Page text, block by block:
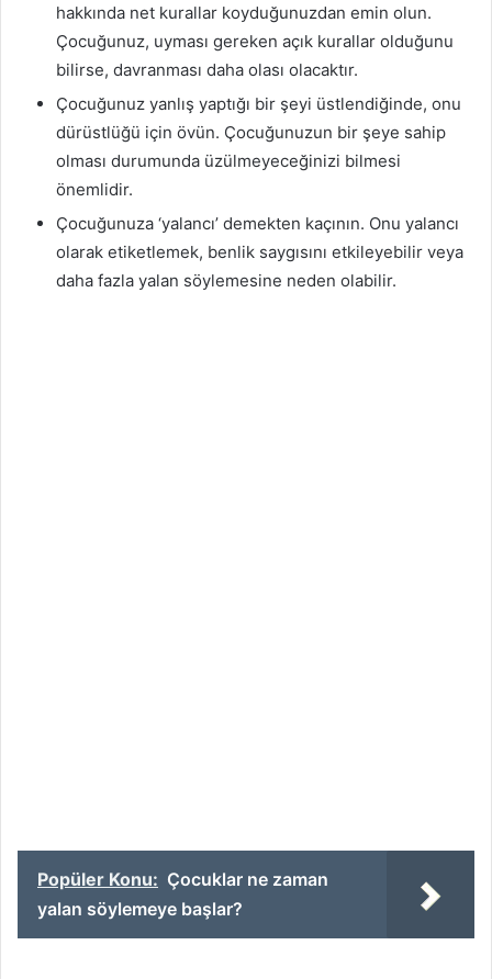
hakkında net kurallar koyduğunuzdan emin olun.
Çocuğunuz, uyması gereken açık kurallar olduğunu
bilirse, davranması daha olası olacaktır.
Çocuğunuz yanlış yaptığı bir şeyi üstlendiğinde, onu
dürüstlüğü için övün. Çocuğunuzun bir şeye sahip
olması durumunda üzülmeyeceğinizi bilmesi
önemlidir.
Çocuğunuza ‘yalancı’ demekten kaçının. Onu yalancı
olarak etiketlemek, benlik saygısını etkileyebilir veya
daha fazla yalan söylemesine neden olabilir.
Popüler Konu: Çocuklar ne zaman
yalan söylemeye başlar?